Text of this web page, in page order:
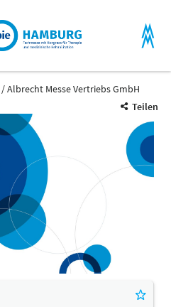
Albrecht Messe Vertriebs GmbH
Teilen